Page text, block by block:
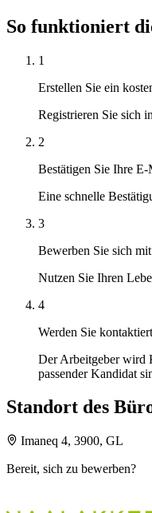
So funktioniert
1
Erstellen Sie ein
Registrieren Sie sich
2
Bestätigen Sie Ihre
Eine schnelle
3
Bewerben Sie sich
Nutzen Sie Ihren
4
Werden Sie kontaktiert
Der Arbeitgeber wird
passender Kandidat
Standort des
Imaneq 4, 3900, GL
Bereit, sich zu bewerben?